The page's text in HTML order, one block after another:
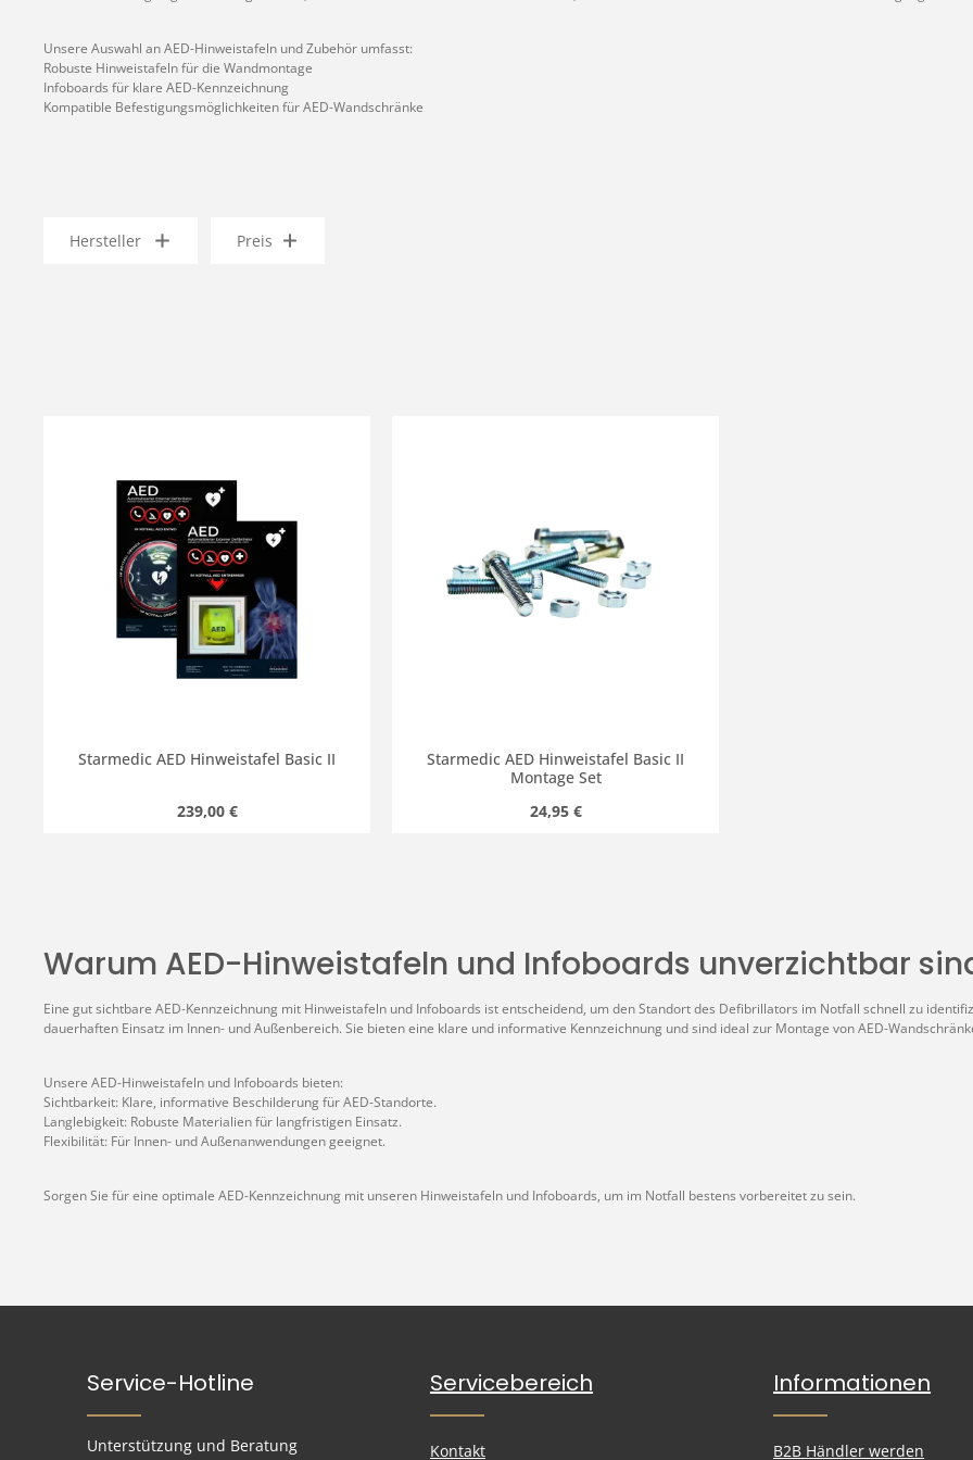
Unsere Auswahl an AED-Hinweistafeln und Zubehör umfasst:
Robuste Hinweistafeln für die Wandmontage
Infoboards für klare AED-Kennzeichnung
Kompatible Befestigungsmöglichkeiten für AED-Wandschränke
Hersteller Preis
Starmedic AED Hinweistafel Basic II
Regulärer Preis:
239,00 €
Starmedic AED Hinweistafel Basic II
Montage Set
Regulärer Preis:
24,95 €
Warum AED-Hinweistafeln und Infoboards unverzichtbar
Eine gut sichtbare AED-Kennzeichnung mit Hinweistafeln und Infoboards ist entscheidend, um den Standort des Defibrillators im Notfall schnell zu
dauerhaften Einsatz im Innen- und Außenbereich. Sie bieten eine klare und informative Kennzeichnung und sind ideal zur Montage von AED-
Unsere AED-Hinweistafeln und Infoboards bieten:
Sichtbarkeit: Klare, informative Beschilderung für AED-Standorte.
Langlebigkeit: Robuste Materialien für langfristigen Einsatz.
Flexibilität: Für Innen- und Außenanwendungen geeignet.
Sorgen Sie für eine optimale AED-Kennzeichnung mit unseren Hinweistafeln und Infoboards, um im Notfall bestens vorbereitet zu sein.
Service-Hotline
Unterstützung und Beratung
Servicebereich
Kontakt
Informationen
B2B Händler werden